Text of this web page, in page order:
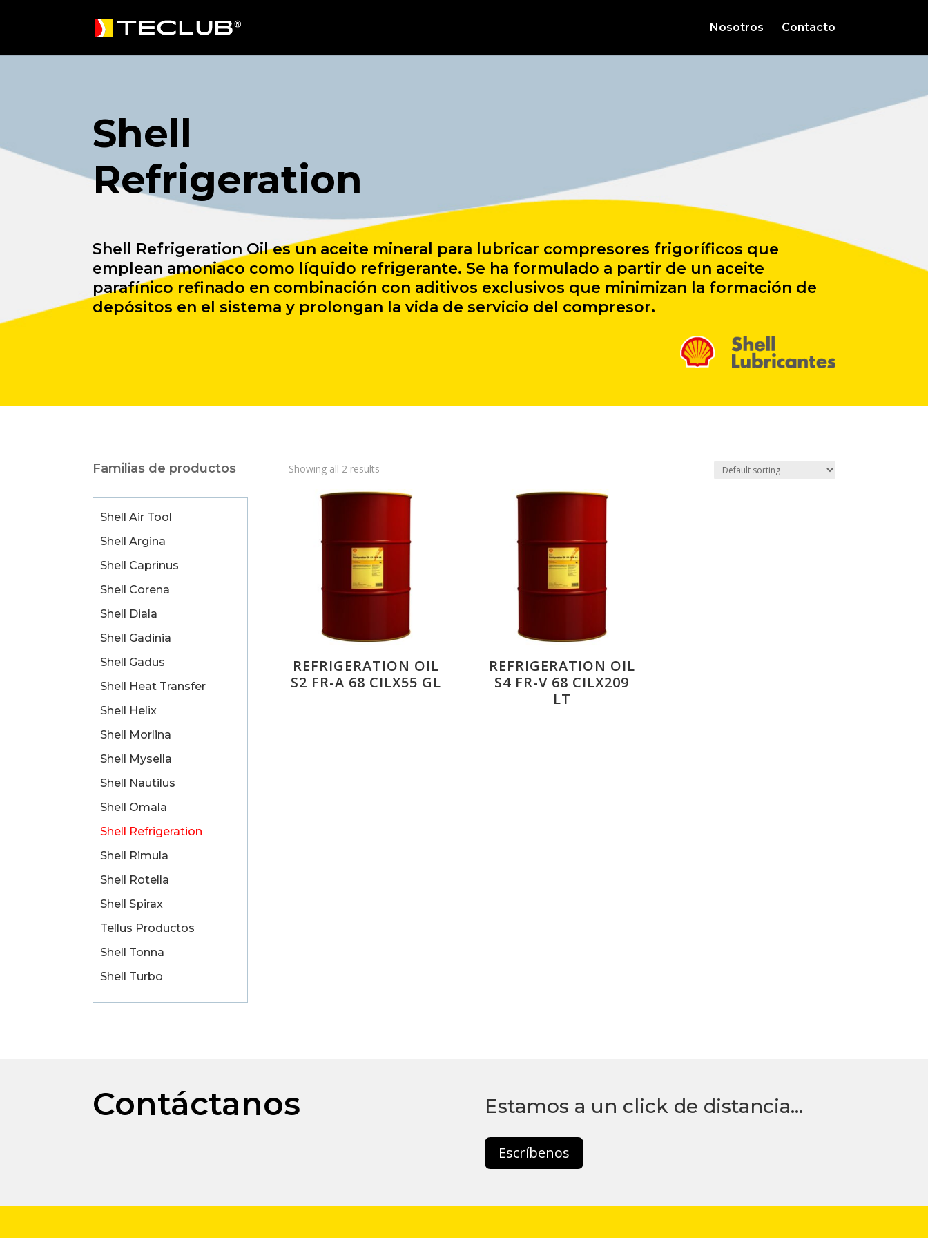
Nosotros Contacto
Shell
Refrigeration
Shell Refrigeration Oil es un aceite mineral para lubricar compresores frigoríficos que
emplean amoniaco como líquido refrigerante. Se ha formulado a partir de un aceite
parafínico refinado en combinación con aditivos exclusivos que minimizan la formación de
depósitos en el sistema y prolongan la vida de servicio del compresor.
Familias de productos
Shell Air Tool
Shell Argina
Shell Caprinus
Shell Corena
Shell Diala
Shell Gadinia
Shell Gadus
Shell Heat Transfer
Shell Helix
Shell Morlina
Shell Mysella
Shell Nautilus
Shell Omala
Shell Refrigeration
Shell Rimula
Shell Rotella
Shell Spirax
Tellus Productos
Shell Tonna
Shell Turbo
Showing all 2 results
REFRIGERATION OIL
S2 FR-A 68 CILX55 GL
REFRIGERATION OIL
S4 FR-V 68 CILX209
LT
Contáctanos Estamos a un click de distancia…
Escríbenos